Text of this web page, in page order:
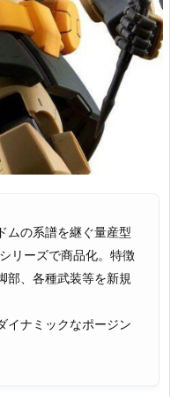
ムの系譜を継ぐ量産型
リーズで商品化。特徴
部、各種武装等を新規
イナミックなポージン